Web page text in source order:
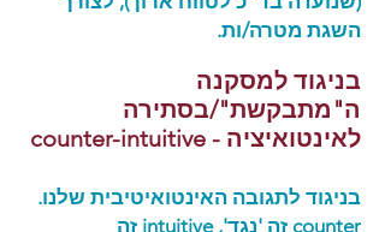
השגת מטרה/ות.
בניגוד למסקנה
ה"מתבקשת"/בסתירה
לאינטואיציה - counter-intuitive
בניגוד לתגובה האינטואיטיבית שלנו.
counter זה 'נגד', intuitive זה